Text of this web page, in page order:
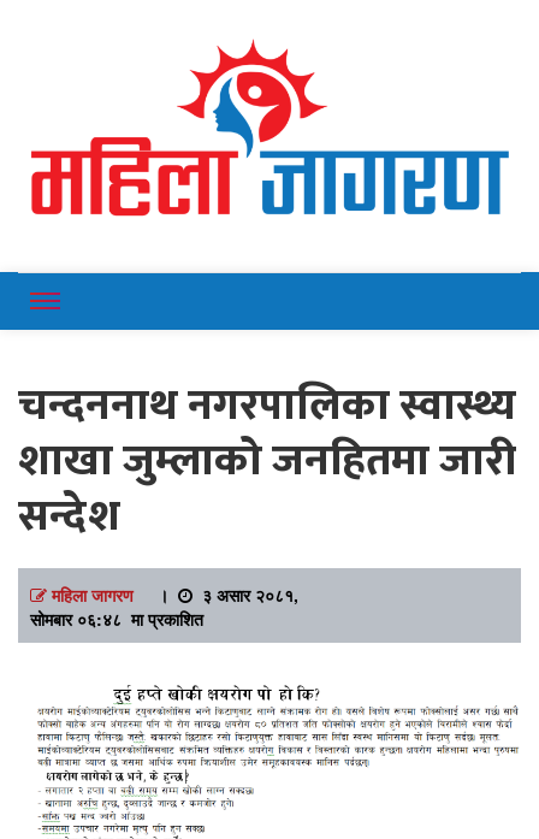
Mahilajagaran
चन्दननाथ नगरपालिका स्वास्थ्य
शाखा जुम्लाको जनहितमा जारी
सन्देश
महिला जागरण।
३ असार २०८१,
सोमबार ०६:४८ मा प्रकाशित